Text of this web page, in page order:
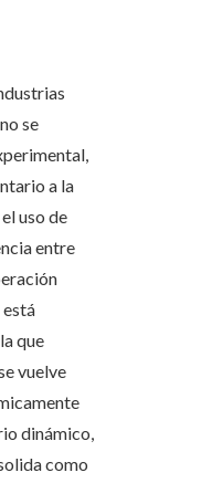
se
a la
uso de
entre
que
vuelve
dinámico,
como